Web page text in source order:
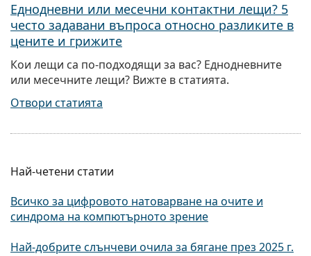
Еднодневни или месечни контактни лещи? 5
често задавани въпроса относно разликите в
цените и грижите
Кои лещи са по-подходящи за вас? Еднодневните
или месечните лещи? Вижте в статията.
Отвори статията
Най-четени статии
Всичко за цифровото натоварване на очите и
синдрома на компютърното зрение
Най-добрите слънчеви очила за бягане през 2025 г.